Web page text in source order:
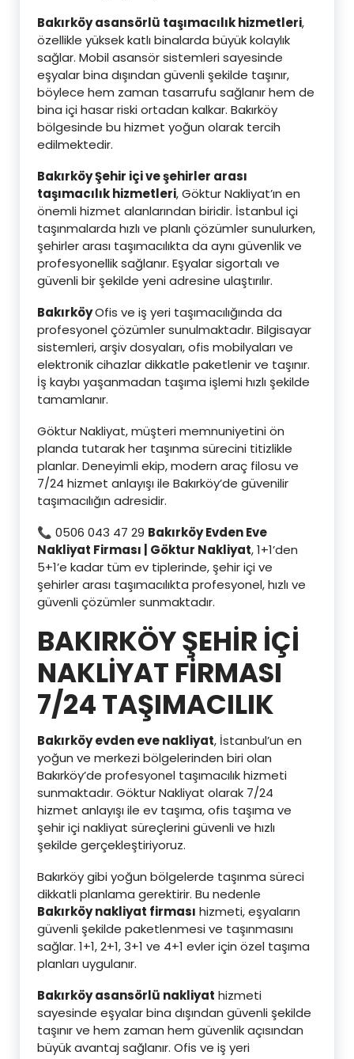
Bakırköy asansörlü taşımacılık hizmetleri,
özellikle yüksek katlı binalarda büyük kolaylık
sağlar. Mobil asansör sistemleri sayesinde
eşyalar bina dışından güvenli şekilde taşınır,
böylece hem zaman tasarrufu sağlanır hem de
bina içi hasar riski ortadan kalkar. Bakırköy
bölgesinde bu hizmet yoğun olarak tercih
edilmektedir.
Bakırköy Şehir içi ve şehirler arası
taşımacılık hizmetleri, Göktur Nakliyat’ın en
önemli hizmet alanlarından biridir. İstanbul içi
taşınmalarda hızlı ve planlı çözümler sunulurken,
şehirler arası taşımacılıkta da aynı güvenlik ve
profesyonellik sağlanır. Eşyalar sigortalı ve
güvenli bir şekilde yeni adresine ulaştırılır.
BakırköyOfis ve iş yeri taşımacılığında da
profesyonel çözümler sunulmaktadır. Bilgisayar
sistemleri, arşiv dosyaları, ofis mobilyaları ve
elektronik cihazlar dikkatle paketlenir ve taşınır.
İş kaybı yaşanmadan taşıma işlemi hızlı şekilde
tamamlanır.
Göktur Nakliyat, müşteri memnuniyetini ön
planda tutarak her taşınma sürecini titizlikle
planlar. Deneyimli ekip, modern araç filosu ve
7/24 hizmet anlayışı ile Bakırköy’de güvenilir
taşımacılığın adresidir.
📞 0506 043 47 29 Bakırköy Evden Eve
Nakliyat Firması | Göktur Nakliyat, 1+1’den
5+1’e kadar tüm ev tiplerinde, şehir içi ve
şehirler arası taşımacılıkta profesyonel, hızlı ve
güvenli çözümler sunmaktadır.
BAKIRKÖY ŞEHİR İÇİ
NAKLİYAT FİRMASI
7/24 TAŞIMACILIK
Bakırköy evden eve nakliyat, İstanbul’un en
yoğun ve merkezi bölgelerinden biri olan
Bakırköy’de profesyonel taşımacılık hizmeti
sunmaktadır. Göktur Nakliyat olarak 7/24
hizmet anlayışı ile ev taşıma, ofis taşıma ve
şehir içi nakliyat süreçlerini güvenli ve hızlı
şekilde gerçekleştiriyoruz.
Bakırköy gibi yoğun bölgelerde taşınma süreci
dikkatli planlama gerektirir. Bu nedenle
Bakırköy nakliyat firması hizmeti, eşyaların
güvenli şekilde paketlenmesi ve taşınmasını
sağlar. 1+1, 2+1, 3+1 ve 4+1 evler için özel taşıma
planları uygulanır.
Bakırköy asansörlü nakliyat hizmeti
sayesinde eşyalar bina dışından güvenli şekilde
taşınır ve hem zaman hem güvenlik açısından
büyük avantaj sağlanır. Ofis ve iş yeri